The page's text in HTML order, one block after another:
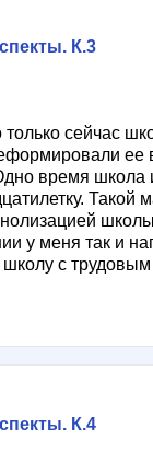
К.3
только сейчас
ее
время школа
Такой
у меня так и
с трудовым
К.4